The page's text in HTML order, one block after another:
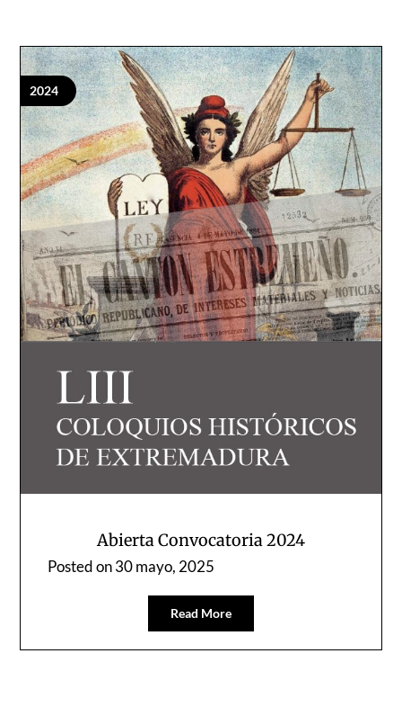
2024
Abierta Convocatoria 2024
Posted on30 mayo, 2025
Read More